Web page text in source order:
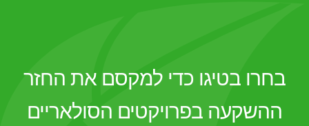
בחרו בטיגו כדי למקסם את החזר
ההשקעה בפרויקטים הסולאריים